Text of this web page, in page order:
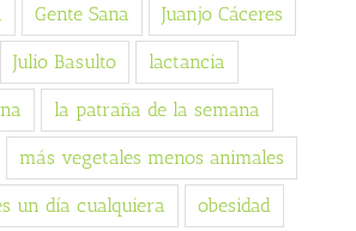
Gente Sana Juanjo Cáceres
Julio Basulto lactancia
la patraña de la semana
más vegetales menos animales
un día cualquiera obesidad